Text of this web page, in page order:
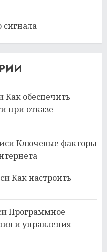
Как обеспечить
при отказе
Ключевые факторы
Как настроить
Программное
и управления